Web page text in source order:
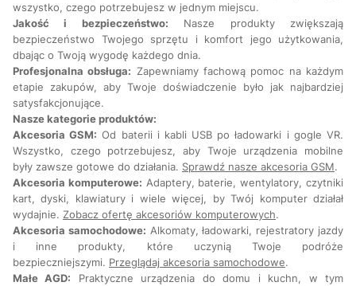
wszystko, czego potrzebujesz w jednym miejscu.
Jakość i bezpieczeństwo: Nasze produkty zwiększają
bezpieczeństwo Twojego sprzętu i komfort jego użytkowania,
dbając o Twoją wygodę każdego dnia.
Profesjonalna obsługa: Zapewniamy fachową pomoc na każdym
etapie zakupów, aby Twoje doświadczenie było jak najbardziej
satysfakcjonujące.
Nasze kategorie produktów:
Akcesoria GSM: Od baterii i kabli USB po ładowarki i gogle VR.
Wszystko, czego potrzebujesz, aby Twoje urządzenia mobilne
były zawsze gotowe do działania. Sprawdź nasze akcesoria GSM.
Akcesoria komputerowe: Adaptery, baterie, wentylatory, czytniki
kart, dyski, klawiatury i wiele więcej, by Twój komputer działał
wydajnie. Zobacz ofertę akcesoriów komputerowych.
Akcesoria samochodowe: Alkomaty, ładowarki, rejestratory jazdy
i inne produkty, które uczynią Twoje podróże
bezpieczniejszymi. Przeglądaj akcesoria samochodowe.
Małe AGD: Praktyczne urządzenia do domu i kuchn, w tym